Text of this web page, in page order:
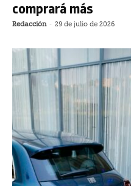
comprará más
Redacción - 29 de julio de 2026